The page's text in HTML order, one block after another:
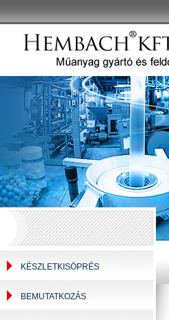
KÉSZLETKISÖPRÉS
BEMUTATKOZÁS